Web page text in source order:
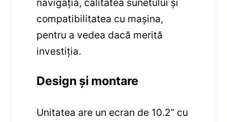
compatibilitatea cu mașina,
pentru a vedea dacă merită
investiția.
Design și montare
Unitatea are un ecran de 10.2” cu